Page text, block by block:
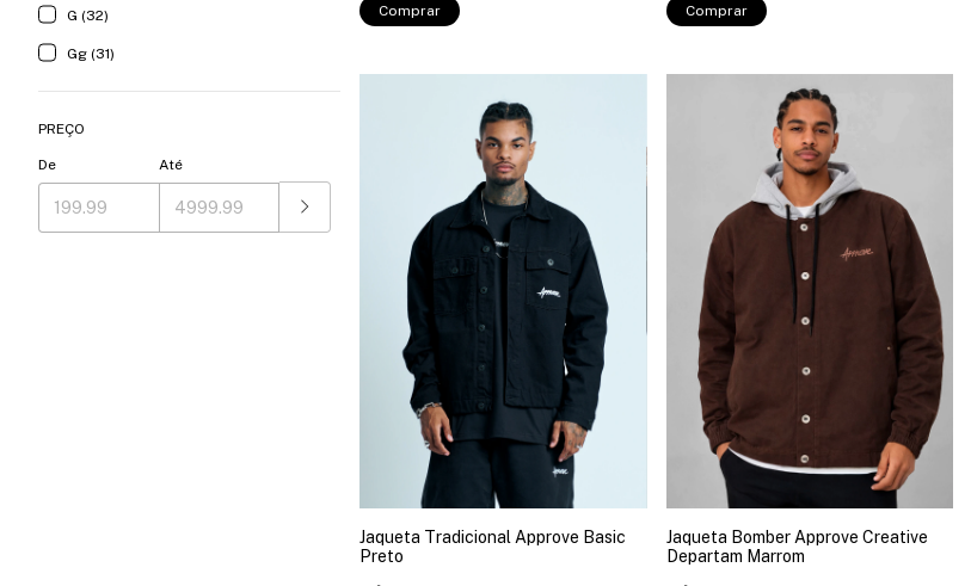
G (32)
Gg (31)
PREÇO
De Até
Comprar Comprar
Jaqueta Tradicional Approve Basic
Preto
Jaqueta Bomber Approve Creative
Departam Marrom